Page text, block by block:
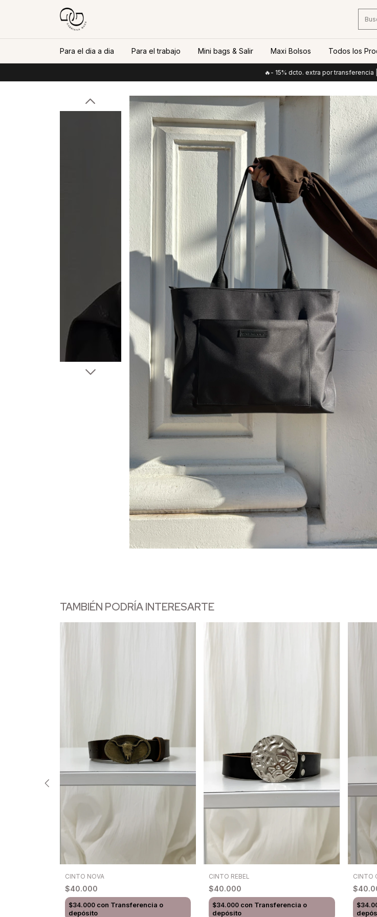
Para el dia a dia Para el trabajo Mini bags & Salir Maxi Bolsos Todos los
🔥- 15% dcto. extra por transferencia | 3
TAMBIÉN PODRÍA INTERESARTE
CINTO NOVA
$40.000
$34.000 con Transferencia o
depósito
CINTO REBEL
$40.000
$34.000 con Transferencia o
depósito
CINTO